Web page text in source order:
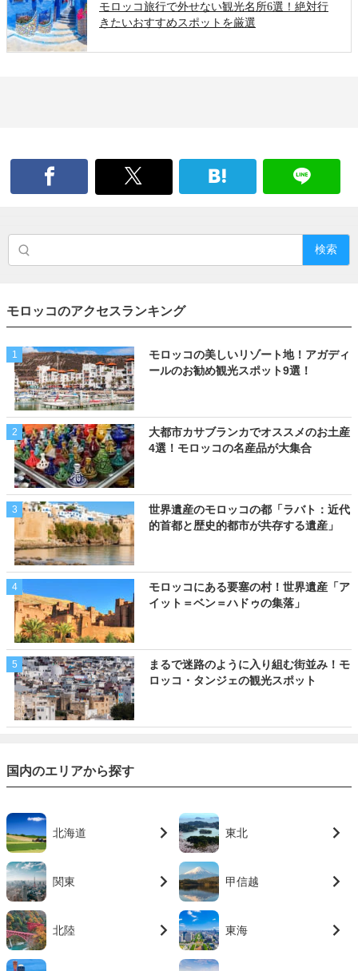
モロッコ旅行で外せない観光名所6選！絶対行
きたいおすすめスポットを厳選
検索
モロッコのアクセスランキング
1
モロッコの美しいリゾート地！アガディ
ールのお勧め観光スポット9選！
2
大都市カサブランカでオススメのお土産
4選！モロッコの名産品が大集合
3
世界遺産のモロッコの都「ラバト：近代
的首都と歴史的都市が共存する遺産」
4
モロッコにある要塞の村！世界遺産「ア
イット＝ベン＝ハドゥの集落」
5
まるで迷路のように入り組む街並み！モ
ロッコ・タンジェの観光スポット
国内のエリアから探す
北海道 東北
関東 甲信越
北陸 東海